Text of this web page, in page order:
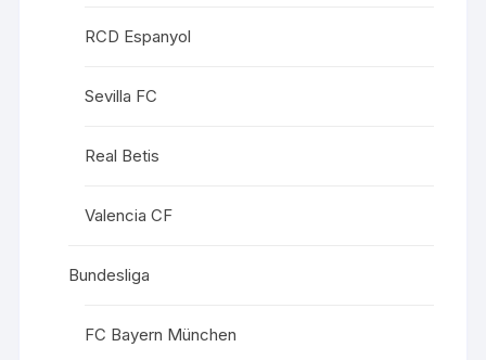
RCD Espanyol
Sevilla FC
Real Betis
Valencia CF
Bundesliga
FC Bayern München